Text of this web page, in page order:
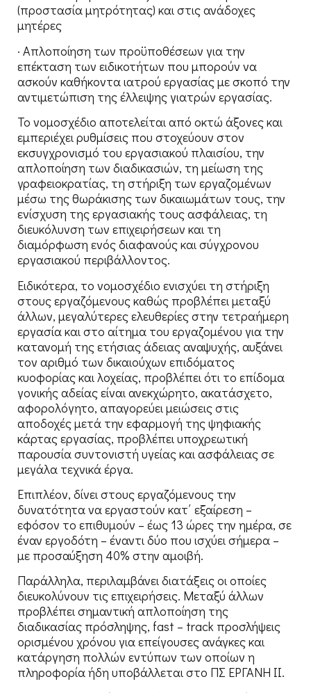
(προστασία μητρότητας) και στις ανάδοχες
μητέρες
· Απλοποίηση των προϋποθέσεων για την
επέκταση των ειδικοτήτων που μπορούν να
ασκούν καθήκοντα ιατρού εργασίας με σκοπό την
αντιμετώπιση της έλλειψης γιατρών εργασίας.
Το νομοσχέδιο αποτελείται από οκτώ άξονες και
εμπεριέχει ρυθμίσεις που στοχεύουν στον
εκσυγχρονισμό του εργασιακού πλαισίου, την
απλοποίηση των διαδικασιών, τη μείωση της
γραφειοκρατίας, τη στήριξη των εργαζομένων
μέσω της θωράκισης των δικαιωμάτων τους, την
ενίσχυση της εργασιακής τους ασφάλειας, τη
διευκόλυνση των επιχειρήσεων και τη
διαμόρφωση ενός διαφανούς και σύγχρονου
εργασιακού περιβάλλοντος.
Ειδικότερα, το νομοσχέδιο ενισχύει τη στήριξη
στους εργαζόμενους καθώς προβλέπει μεταξύ
άλλων, μεγαλύτερες ελευθερίες στην τετραήμερη
εργασία και στο αίτημα του εργαζομένου για την
κατανομή της ετήσιας άδειας αναψυχής, αυξάνει
τον αριθμό των δικαιούχων επιδόματος
κυοφορίας και λοχείας, προβλέπει ότι το επίδομα
γονικής αδείας είναι ανεκχώρητο, ακατάσχετο,
αφορολόγητο, απαγορεύει μειώσεις στις
αποδοχές μετά την εφαρμογή της ψηφιακής
κάρτας εργασίας, προβλέπει υποχρεωτική
παρουσία συντονιστή υγείας και ασφάλειας σε
μεγάλα τεχνικά έργα.
Επιπλέον, δίνει στους εργαζόμενους την
δυνατότητα να εργαστούν κατ΄ εξαίρεση –
εφόσον το επιθυμούν – έως 13 ώρες την ημέρα, σε
έναν εργοδότη – έναντι δύο που ισχύει σήμερα –
με προσαύξηση 40% στην αμοιβή.
Παράλληλα, περιλαμβάνει διατάξεις οι οποίες
διευκολύνουν τις επιχειρήσεις. Μεταξύ άλλων
προβλέπει σημαντική απλοποίηση της
διαδικασίας πρόσληψης, fast – track προσλήψεις
ορισμένου χρόνου για επείγουσες ανάγκες και
κατάργηση πολλών εντύπων των οποίων η
πληροφορία ήδη υποβάλλεται στο ΠΣ ΕΡΓΑΝΗ ΙΙ.